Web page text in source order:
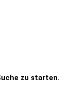
zu starten.